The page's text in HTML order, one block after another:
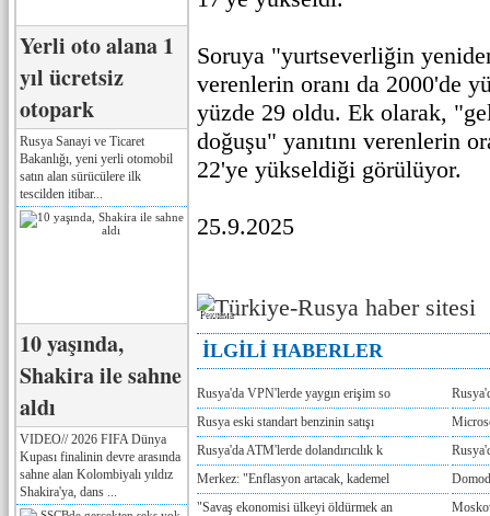
Yerli oto alana 1
yıl ücretsiz
otopark
Rusya Sanayi ve Ticaret
Bakanlığı, yeni yerli otomobil
satın alan sürücülere ilk
tescilden itibar...
10 yaşında,
Shakira ile sahne
aldı
VIDEO// 2026 FIFA Dünya
Kupası finalinin devre arasında
sahne alan Kolombiyalı yıldız
Shakira'ya, dans ...
Soruya "yurtseverliğin
verenlerin oranı da 2000'de
yüzde 29 oldu. Ek olarak,
doğuşu" yanıtını verenlerin
22'ye yükseldiği görülüyor.
25.9.2025
Реклама
İLGİLİ HABERLER
Rusya'da VPN'lerde yaygın erişim so
Rusya eski standart benzinin satışı
Rusya'da ATM'lerde dolandırıcılık k
Merkez: "Enflasyon artacak, kademel
"Savaş ekonomisi ülkeyi öldürmek an